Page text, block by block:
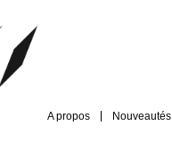
A propos Nouveautés